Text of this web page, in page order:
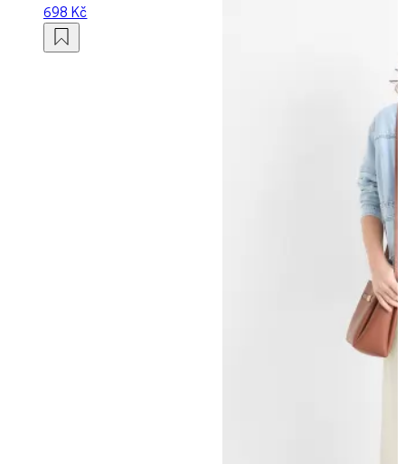
698 Kč